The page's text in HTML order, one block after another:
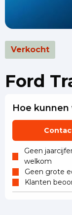
Verkocht
Ford
Hoe kunnen
Geen
welkom
Geen grote
Klanten